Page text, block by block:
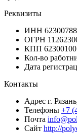
Реквизиты
ИНН
ОГРН
КПП
Кол-во
Дата
Контакты
Адрес г.
Телефоны +7
Почта
Сайт http://